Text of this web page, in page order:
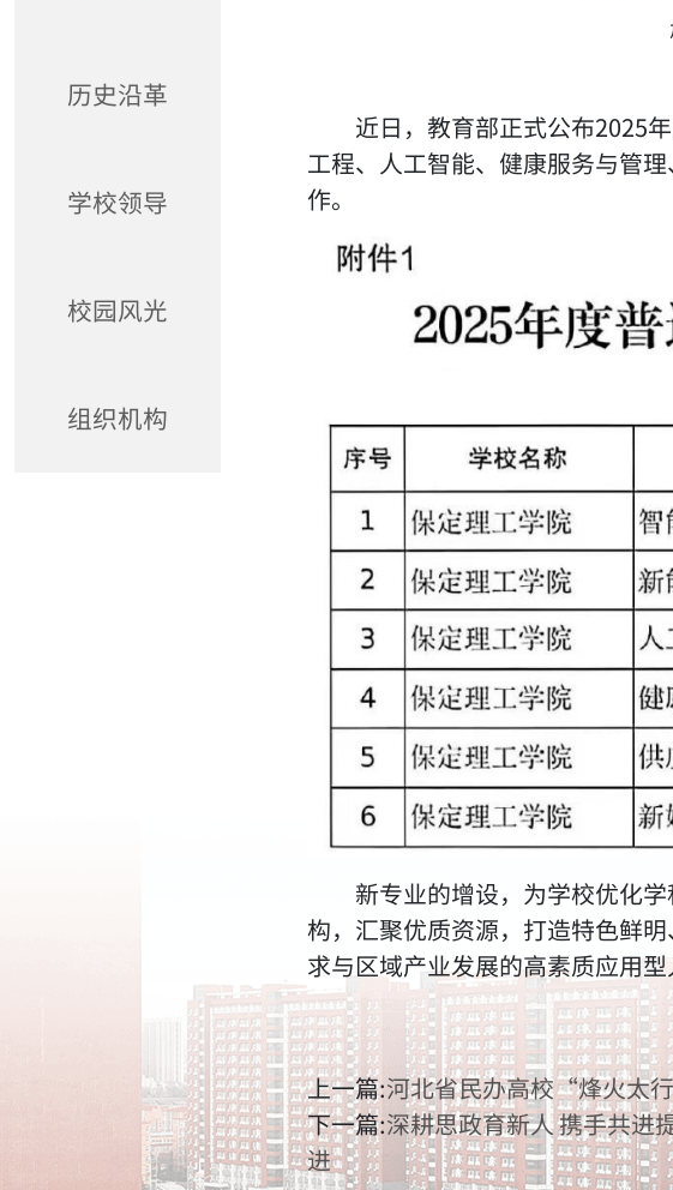
历史沿革
学校领导
校园风光
组织机构
近日，教育部正式公布2025
工程、人工智能、健康服务与管
作。
新专业的增设，为学校优化
构，汇聚优质资源，打造特色鲜
求与区域产业发展的高素质应用
上一篇:河北省民办高校“烽火太
下一篇:深耕思政育新人 携手共进
进